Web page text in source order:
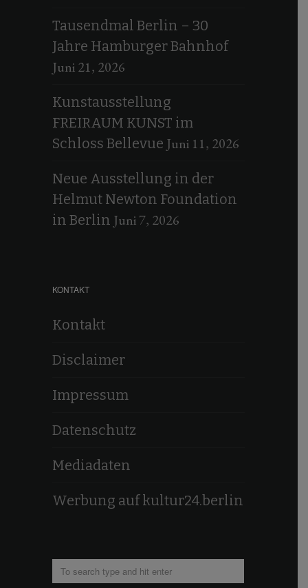
Tausendmal Berlin – 30
Jahre Hamburger Bahnhof
Juni 21, 2026
Kunstausstellung
FREIRAUM KUNST im
Schloss Bellevue Juni 11, 2026
Neue Ausstellung in der
Helmut Newton Foundation
in Berlin Juni 7, 2026
KONTAKT
Kontakt
Disclaimer
Impressum
Datenschutz
Mediadaten
Werbung auf kultur24.berlin